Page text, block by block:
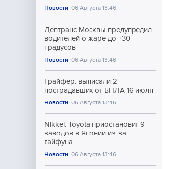
Новости 06 Августа 13:46
Дептранс Москвы предупредил
водителей о жаре до +30
градусов
Новости 06 Августа 13:46
Грайфер: выписали 2
пострадавших от БПЛА 16 июля
Новости 06 Августа 13:46
Nikkei: Toyota приостановит 9
заводов в Японии из-за
тайфуна
Новости 06 Августа 13:46